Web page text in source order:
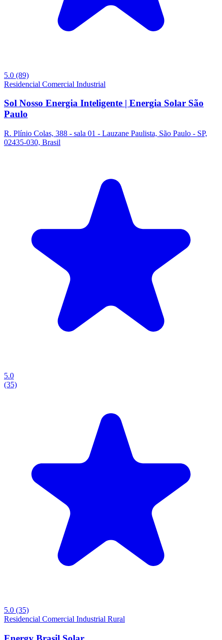
5.0 (89)
Residencial Comercial Industrial
Sol Nosso Energia Inteligente | Energia Solar São
Paulo
R. Plínio Colas, 388 - sala 01 - Lauzane Paulista, São Paulo - SP,
02435-030, Brasil
5.0
(35)
5.0 (35)
Residencial Comercial Industrial Rural